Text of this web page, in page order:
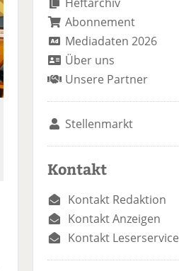
Abonnement
Mediadaten 2026
Über uns
Unsere Partner
Stellenmarkt
Kontakt
Kontakt Redaktion
Kontakt Anzeigen
Kontakt Leserservice